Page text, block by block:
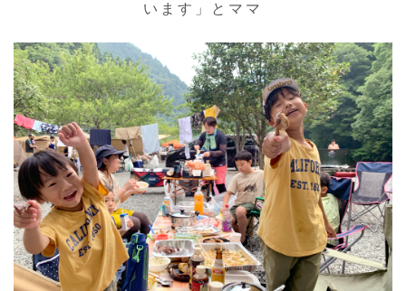
います」とママ